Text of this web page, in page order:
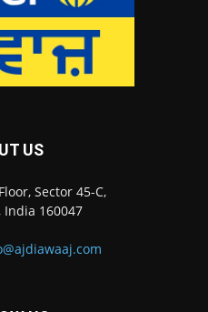
US
Sector 45-C,
160047